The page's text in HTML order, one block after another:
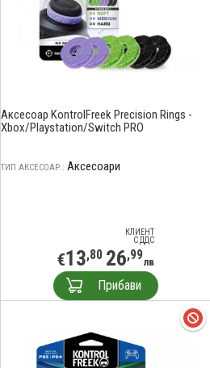
Аксесоар KontrolFreek Precision Rings -
Xbox/Playstation/Switch PRO
ТИП АКСЕСОАР.: Аксесоари
КЛИЕНТ
С ДДС
€13,80 26,99лв
Прибави